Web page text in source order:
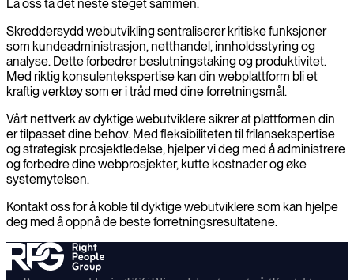
La oss ta det neste steget sammen.
Skreddersydd webutvikling sentraliserer kritiske funksjoner
som kundeadministrasjon, netthandel, innholdsstyring og
analyse. Dette forbedrer beslutningstaking og produktivitet.
Med riktig konsulentekspertise kan din webplattform bli et
kraftig verktøy som er i tråd med dine forretningsmål.
Vårt nettverk av dyktige webutviklere sikrer at plattformen din
er tilpasset dine behov. Med fleksibiliteten til frilansekspertise
og strategisk prosjektledelse, hjelper vi deg med å administrere
og forbedre dine webprosjekter, kutte kostnader og øke
systemytelsen.
Kontakt oss for å koble til dyktige webutviklere som kan hjelpe
deg med å oppnå de beste forretningsresultatene.